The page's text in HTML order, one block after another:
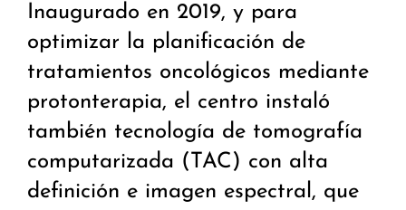
Inaugurado en 2019, y para
optimizar la planificación de
tratamientos oncológicos mediante
protonterapia, el centro instaló
también tecnología de tomografía
computarizada (TAC) con alta
definición e imagen espectral, que